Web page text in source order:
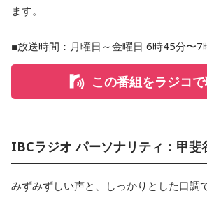
ます。
■放送時間：月曜日～金曜日 6時45分〜7
この番組をラジコで
IBCラジオ パーソナリティ：甲斐
みずみずしい声と、しっかりとした口調